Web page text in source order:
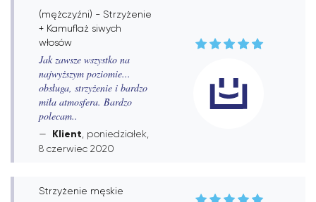
(mężczyźni) - Strzyżenie
+ Kamuflaż siwych
włosów
Jak zawsze wszystko na
najwyższym poziomie...
obsługa, strzyżenie i bardzo
miła atmosfera. Bardzo
polecam..
Klient , poniedziałek,
8 czerwiec 2020
Strzyżenie męskie